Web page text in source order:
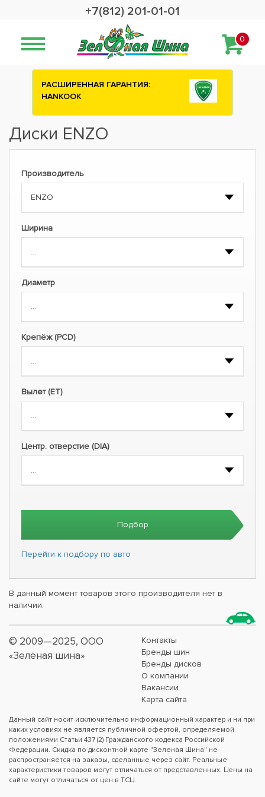
+7(812) 201-01-01
0
РАСШИРЕННАЯ ГАРАНТИЯ:
HANKOOK
Диски ENZO
Производитель
Ширина
Диаметр
Крепёж (PCD)
Вылет (ET)
Центр. отверстие (DIA)
Подбор
Перейти к подбору по авто
В данный момент товаров этого производителя нет в
наличии.
© 2009—2025, ООО
«Зелёная шина»
Контакты
Бренды шин
Бренды дисков
О компании
Вакансии
Карта сайта
Данный сайт носит исключительно информационный характер и ни при
каких условиях не является публичной офертой, определяемой
положениями Статьи 437 (2) Гражданского кодекса Российской
Федерации. Скидка по дисконтной карте "Зеленая Шина" не
распространяется на заказы, сделанные через сайт. Реальные
характеристики товаров могут отличаться от представленных. Цены на
сайте могут отличаться от цен в ТСЦ.